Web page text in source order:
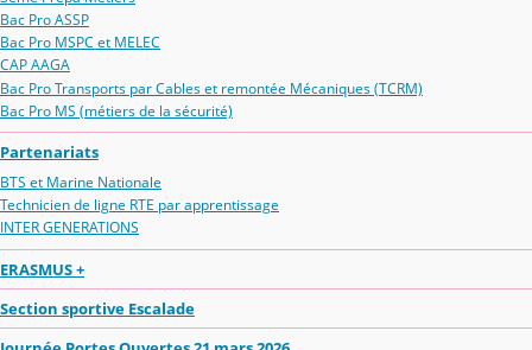
Bac Pro ASSP
Bac Pro MSPC et MELEC
CAP AAGA
Bac Pro Transports par Cables et remontée Mécaniques (TCRM)
Bac Pro MS (métiers de la sécurité)
Partenariats
BTS et Marine Nationale
Technicien de ligne RTE par apprentissage
INTER GENERATIONS
ERASMUS +
Section sportive Escalade